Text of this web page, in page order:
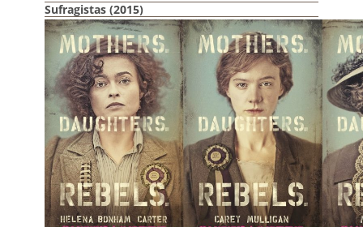
Sufragistas (2015)